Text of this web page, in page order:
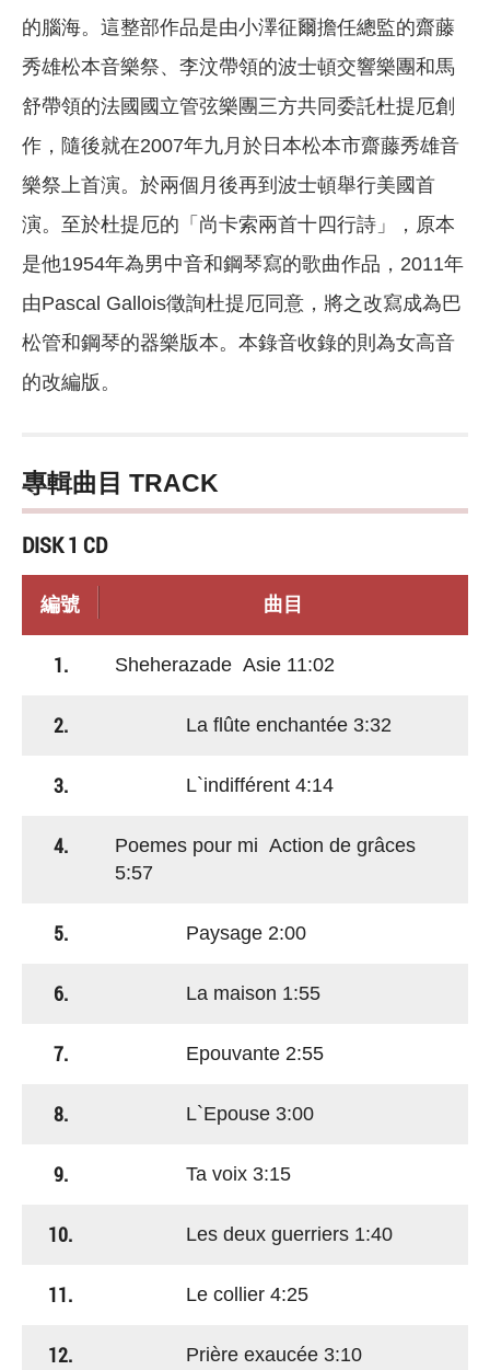
的腦海。這整部作品是由小澤征爾擔任總監的齋藤
秀雄松本音樂祭、李汶帶領的波士頓交響樂團和馬
舒帶領的法國國立管弦樂團三方共同委託杜提厄創
作，隨後就在2007年九月於日本松本市齋藤秀雄音
樂祭上首演。於兩個月後再到波士頓舉行美國首
演。至於杜提厄的「尚卡索兩首十四行詩」，原本
是他1954年為男中音和鋼琴寫的歌曲作品，2011年
由Pascal Gallois徵詢杜提厄同意，將之改寫成為巴
松管和鋼琴的器樂版本。本錄音收錄的則為女高音
的改編版。
專輯曲目 TRACK
DISK 1 CD
編號 曲目
1. Sheherazade Asie 11:02
2. La flûte enchantée 3:32
3. L`indifférent 4:14
4.
Poemes pour mi Action de grâces
5:57
5. Paysage 2:00
6. La maison 1:55
7. Epouvante 2:55
8. L`Epouse 3:00
9. Ta voix 3:15
10. Les deux guerriers 1:40
11. Le collier 4:25
12. Prière exaucée 3:10